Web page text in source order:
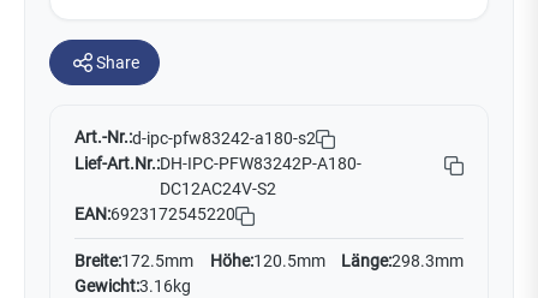
Share
Art.-Nr.:d-ipc-pfw83242-a180-s2
Lief-Art.Nr.:DH-IPC-PFW83242P-A180-
DC12AC24V-S2
EAN:6923172545220
Breite:172.5mm Höhe:120.5mm Länge:298.3mm
Gewicht:3.16kg